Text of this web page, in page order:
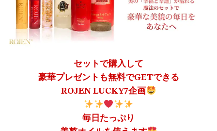
セットで購入して
豪華プレゼントも無料でGETできる
ROJEN LUCKY7企画
毎日たっぷり